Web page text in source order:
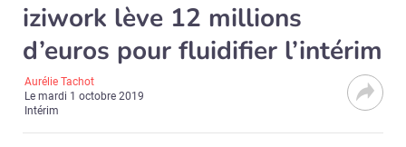
iziwork lève 12 millions
d’euros pour fluidifier l’intérim
Aurélie Tachot
Lemardi 1 octobre 2019
Intérim